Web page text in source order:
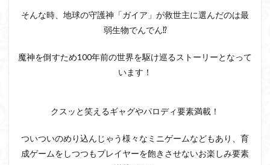
そんな時、地球の守護神「ガイア」が救世主に選んだのは最
弱生物でんでん⁉︎
魔神を倒すため100年前の世界を駆け巡るストーリーとなって
います ！
クスッと笑えるギャグやパロディ要素満載！
ついついのめり込んじゃう様々なミニゲームなどもあり、育
成ゲームをしつつもプレイヤーを飽きさせないお楽しみ要素